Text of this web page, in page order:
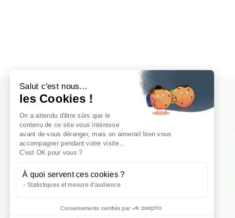
Salut c'est nous...
les Cookies !
On a attendu d'être sûrs que le
contenu de ce site vous intéresse
avant de vous déranger, mais on aimerait bien vous
accompagner pendant votre visite...
C'est OK pour vous ?
À quoi servent ces cookies ?
Statistiques et mesure d'audience
Consentements certifiés par